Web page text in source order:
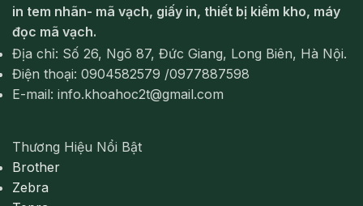
in tem nhãn- mã vạch, giấy in, thiết bị kiểm kho, máy
đọc mã vạch.
Địa chỉ: Số 26, Ngõ 87, Đức Giang, Long Biên, Hà Nội.
Điện thoại: 0904582579 /0977887598
E-mail: info.khoahoc2t@gmail.com
Thương Hiệu Nổi Bật
Brother
Zebra